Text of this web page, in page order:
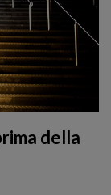
della